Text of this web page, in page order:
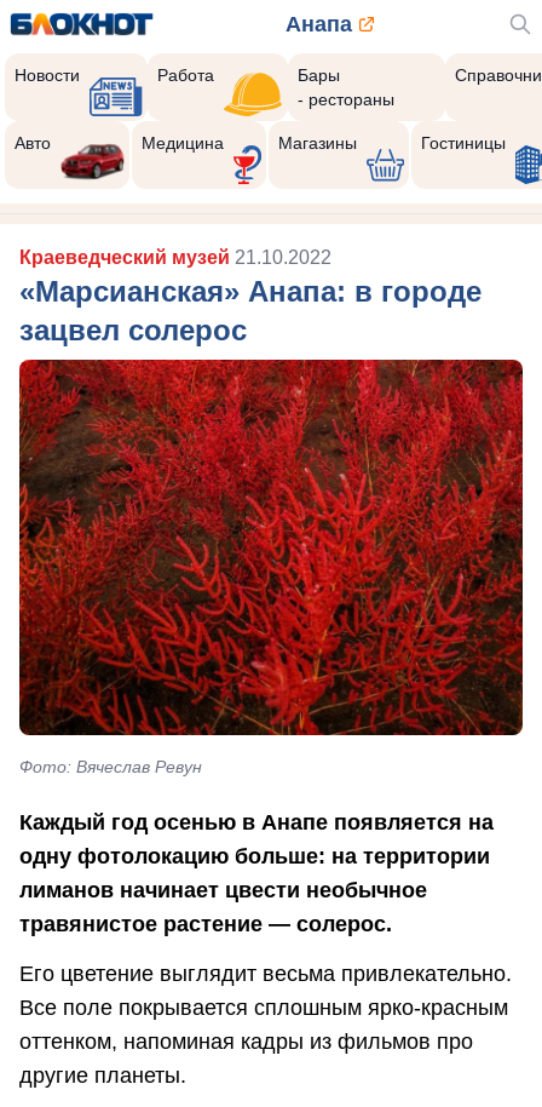
Анапа
Новости Работа
Бары
- рестораны
Авто Медицина Магазины Гостиницы
Краеведческий музей 21.10.2022
«Марсианская» Анапа: в городе
зацвел солерос
Фото: Вячеслав Ревун
Каждый год осенью в Анапе появляется на
одну фотолокацию больше: на территории
лиманов начинает цвести необычное
травянистое растение — солерос.
Его цветение выглядит весьма привлекательно.
Все поле покрывается сплошным ярко-красным
оттенком, напоминая кадры из фильмов про
другие планеты.